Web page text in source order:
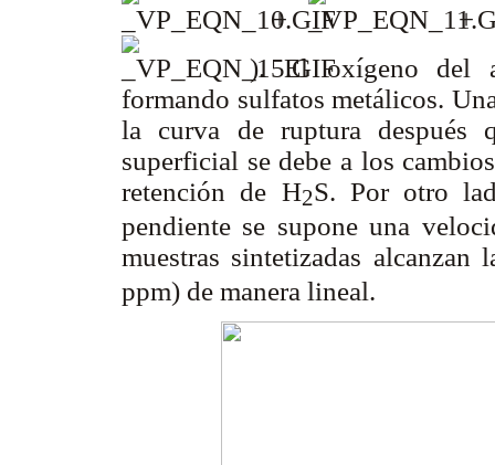
+
+
). El oxígeno del
formando sulfatos metálicos.
la curva de ruptura después
superficial se debe a los
retención de H2S. Por otro
pendiente se supone una
muestras sintetizadas
ppm) de manera lineal.